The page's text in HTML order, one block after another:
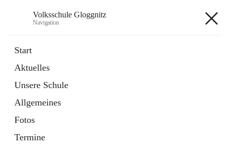
Volksschule Gloggnitz
Navigation
Start
Aktuelles
Unsere Schule
Allgemeines
Fotos
Termine
Seite
in
Tab
Elternverein
öffnet
in
neuem
Tab